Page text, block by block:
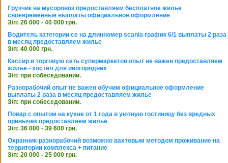
Грузчик на мусоровоз предоставляем бесплатное жилье
своевременные выплаты официальное оформление
З/п: 26 000 - 40 000 грн.
Водитель категории се на длинномер scania график 6/1 выплаты 2 раза
в месяц предоставляем жилье
З/п: 40 000 грн.
Кассир в торговую сеть супермаркетов опыт не важен предоставляем
жилье - хостел для иногородних
З/п: при собеседовании.
Разнорабочий опыт не важен обучим официальное оформление
выплаты 2 раза в месяц предоставляем жилье
З/п: при собеседовании.
Повар с опытом на кухне от 1 года в уютную гостиницу без вредных
привычек предоставляем жилье
З/п: 36 000 - 39 600 грн.
Охранник-разнорабочий возможно вахтовым методом проживание на
территории комплекса + питание
З/п: 20 000 - 25 000 грн.